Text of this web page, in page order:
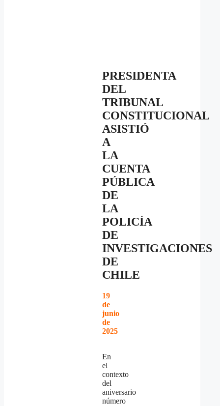
PRESIDENTA
DEL
TRIBUNAL
CONSTITUCIONAL
ASISTIÓ
A
LA
CUENTA
PÚBLICA
DE
LA
POLICÍA
DE
INVESTIGACIONES
DE
CHILE
19
de
junio
de
2025
En
el
contexto
del
aniversario
número